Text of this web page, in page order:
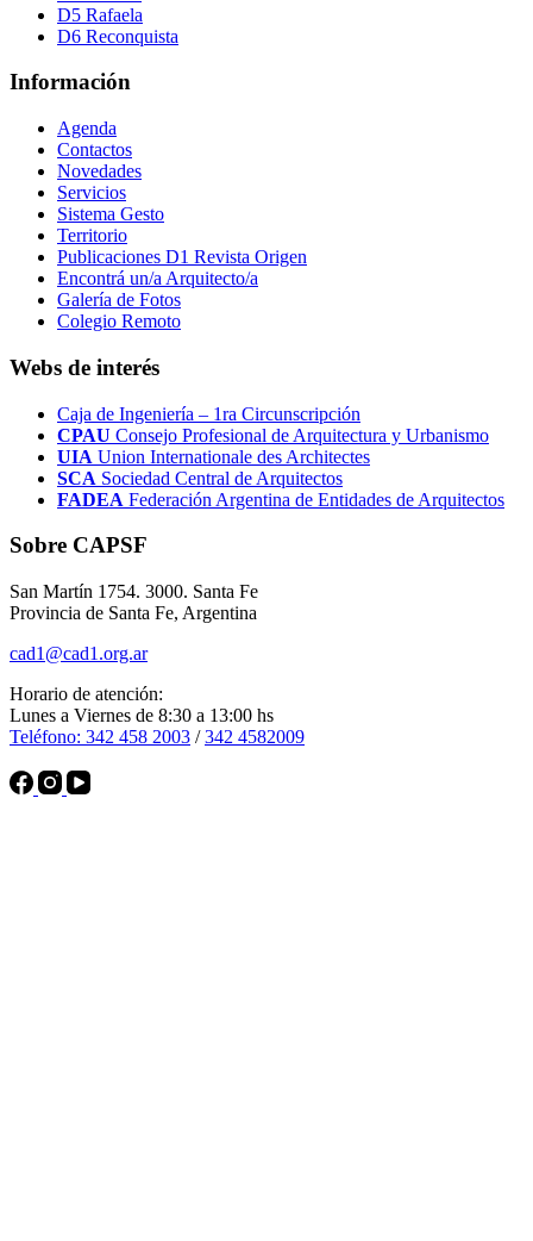
D5 Rafaela
D6 Reconquista
Información
Agenda
Contactos
Novedades
Servicios
Sistema Gesto
Territorio
Publicaciones D1 Revista Origen
Encontrá un/a Arquitecto/a
Galería de Fotos
Colegio Remoto
Webs de interés
Caja de Ingeniería – 1ra Circunscripción
CPAU Consejo Profesional de Arquitectura y Urbanismo
UIA Union Internationale des Architectes
SCA Sociedad Central de Arquitectos
FADEA Federación Argentina de Entidades de Arquitectos
Sobre CAPSF
San Martín 1754. 3000. Santa Fe
Provincia de Santa Fe, Argentina
cad1@cad1.org.ar
Horario de atención:
Lunes a Viernes de 8:30 a 13:00 hs
Teléfono: 342 458 2003 /342 4582009